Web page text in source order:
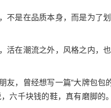
不是在品质本身，而是为了
活在潮流之外，风格之内，
友，曾经想写一篇“大牌包包
六千块钱的鞋，真有磨脚的。